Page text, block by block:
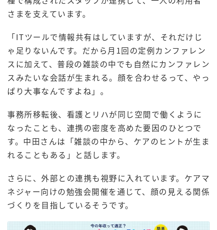
さまを支えています。
「ITツールで情報共有はしていますが、それだけじ
ゃ足りないんです。だから月1回の定例カンファレン
スに加えて、普段の雑談の中でも自然にカンファレン
スみたいな会話が生まれる。顔を合わせるって、やっ
ぱり大事なんですよね」。
事務所移転後、看護とリハが同じ空間で働くように
なったことも、連携の密度を高めた要因のひとつで
す。中田さんは「雑談の中から、ケアのヒントが生ま
れることもある」と話します。
さらに、外部との連携も視野に入れています。ケアマ
ネジャー向けの勉強会開催を通じて、顔の見える関係
づくりを目指しているそうです。